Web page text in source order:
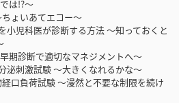
は!?～
ょいあてエコー～
児科医が診断する方法 ～知っておくと
期診断で適切なマネジメントへ～
泌刺激試験 ～大きくなれるかな～
口負荷試験 ～漫然と不要な制限を続け